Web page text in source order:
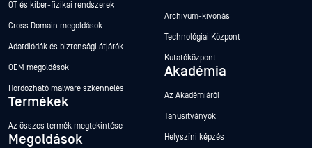
OT és kiber-fizikai rendszerek
Cross Domain megoldások
Adatdiódák és biztonsági átjárók
OEM megoldások
Hordozható malware szkennelés
Termékek
Az összes termék megtekintése
Megoldások
Archívum-kivonás
Technológiai Központ
Kutatóközpont
Akadémia
Az Akadémiáról
Tanúsítványok
Helyszíni képzés